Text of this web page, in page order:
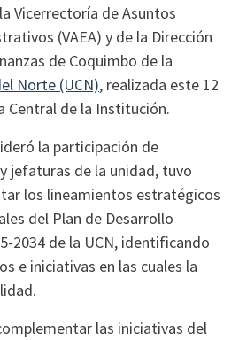
Vicerrectoría de Asuntos
(VAEA) y de la Dirección
de Coquimbo de la
Norte (UCN), realizada este 12
Central de la Institución.
la participación de
jefaturas de la unidad, tuvo
los lineamientos estratégicos
del Plan de Desarrollo
2034 de la UCN, identificando
e iniciativas en las cuales la
las iniciativas del